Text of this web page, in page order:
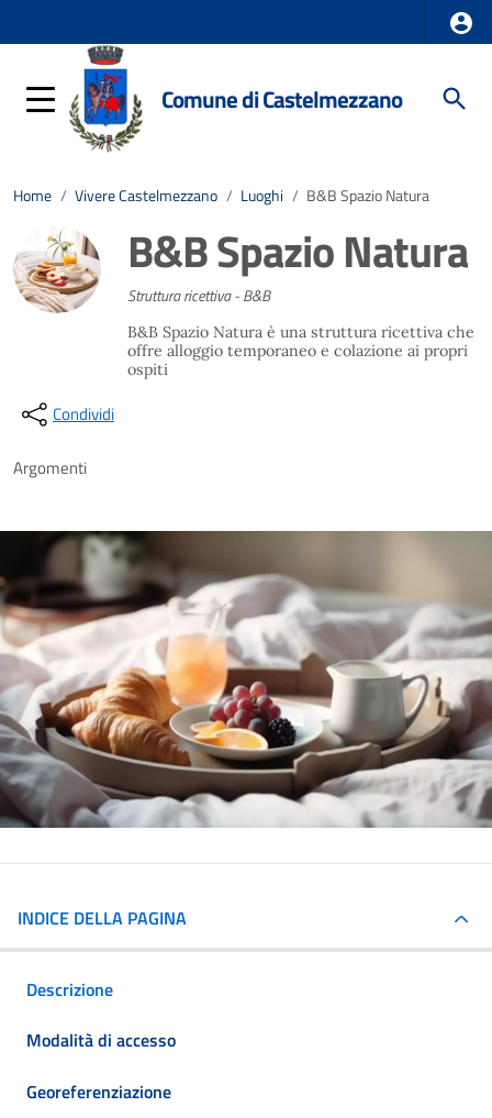
Comune di Castelmezzano
Home / Vivere Castelmezzano / Luoghi / B&B Spazio Natura
B&B Spazio Natura
Struttura ricettiva - B&B
B&B Spazio Natura è una struttura ricettiva che
offre alloggio temporaneo e colazione ai propri
ospiti
Condividi
Argomenti
INDICE DELLA PAGINA
Descrizione
Modalità di accesso
Georeferenziazione